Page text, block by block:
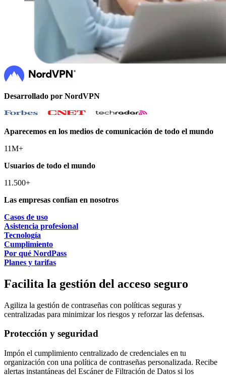
Desarrollado por NordVPN
Aparecemos en los medios de comunicación de todo el mundo
11M+
Usuarios de todo el mundo
11.500+
Las empresas confían en nosotros
Casos de uso
Asistencia profesional
Tecnología
Cumplimiento
Por qué NordPass
Planes y tarifas
Facilita la gestión del acceso seguro
Agiliza la gestión de contraseñas con políticas seguras y
centralizadas para minimizar los riesgos y reforzar las defensas.
Protección y seguridad
Impón el cumplimiento centralizado de credenciales en tu
organización con una política de contraseñas personalizada. Recibe
alertas instantáneas del Escáner de Filtración de Datos si los